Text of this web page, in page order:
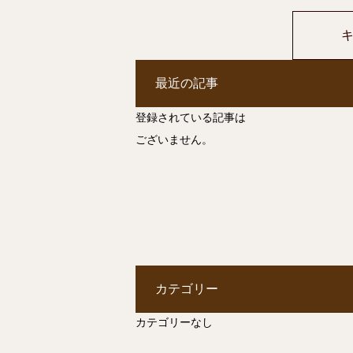
最近の記事
登録されている記事は
ございません。
カテゴリー
カテゴリーなし